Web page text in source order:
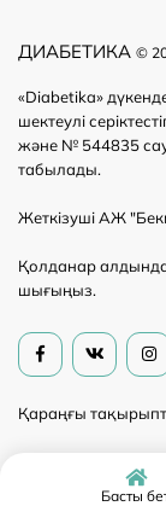
ДИАБЕТИКА ©
«Diabetika»
шектеулі
және № 544835
табылады.
Жеткізуші АЖ
Қолданар
шығыңыз.
Басты